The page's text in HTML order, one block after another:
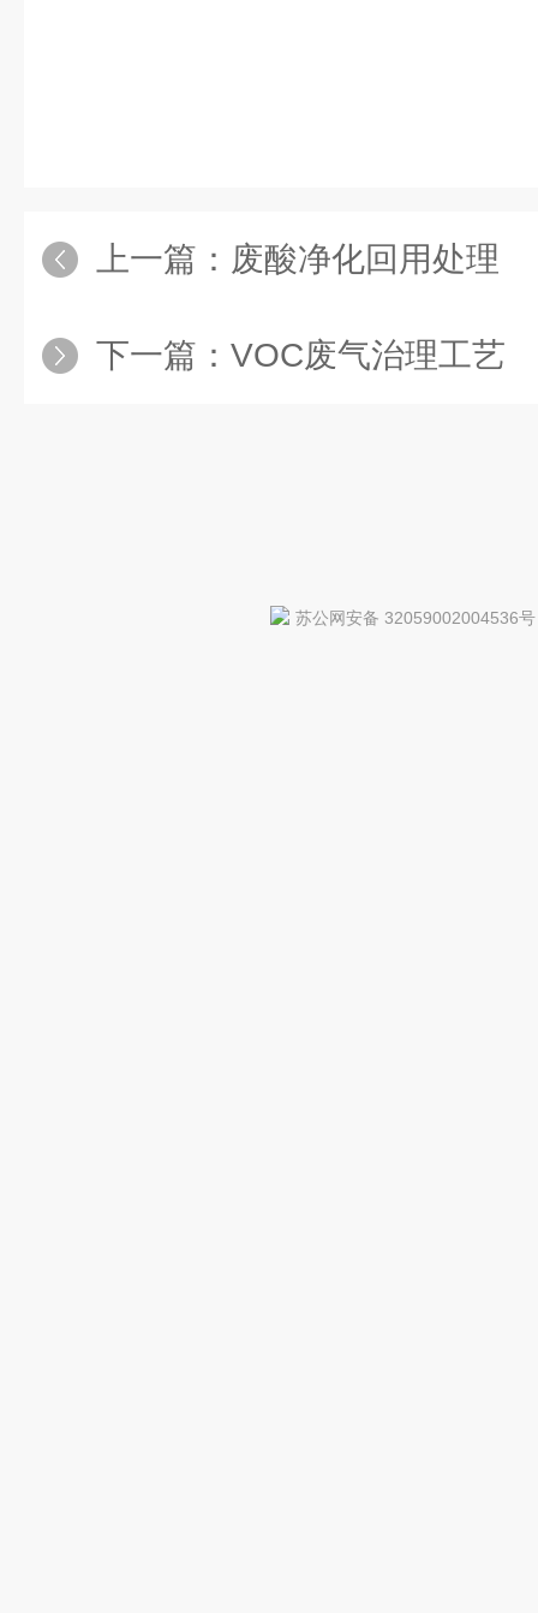
上一篇： 废酸净化回用处理
下一篇： VOC废气治理工艺
苏公网安备 32059002004536号